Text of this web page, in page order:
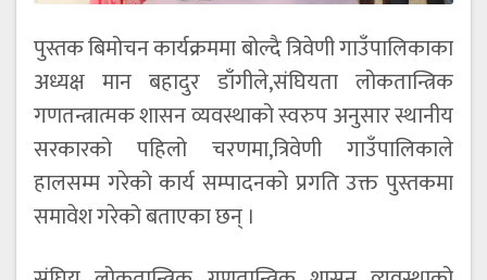
पुस्तक बिमोचन कार्यक्रममा बोल्दै त्रिवेणी गाउँपालिकाका
अध्यक्ष मान बहादुर डाँगीले,संघियता लोकतान्त्रिक
गणतन्त्रात्मक शासन व्यवस्थाको स्वरुप अनुसार स्थानीय
सरकारको पहिलो चरणमा,त्रिवेणी गाउँपालिकाले
हालसम्म गरेको कार्य सम्पादनको प्रगति उक्त पुस्तकमा
समावेश गरेको बताएका छन् ।